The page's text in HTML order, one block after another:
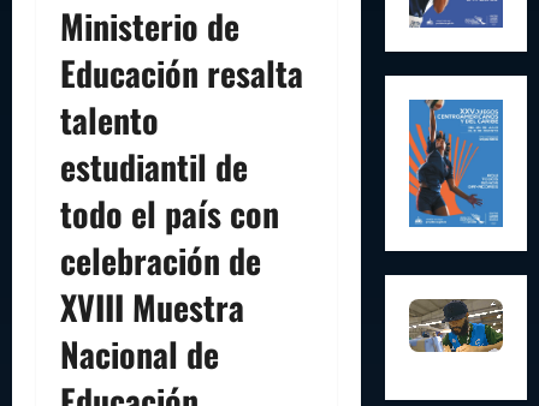
Ministerio de
Educación resalta
talento
estudiantil de
todo el país con
celebración de
XVIII Muestra
Nacional de